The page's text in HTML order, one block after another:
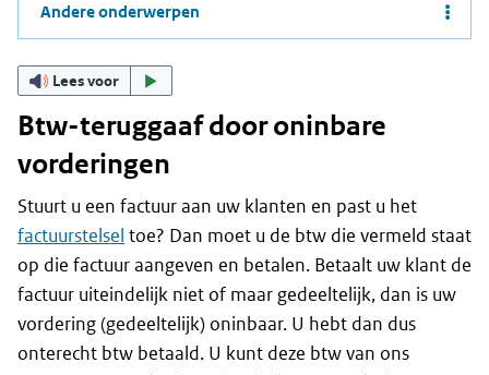
Andere onderwerpen
Lees voor
Btw-teruggaaf door oninbare
vorderingen
Stuurt u een factuur aan uw klanten en past u het
factuurstelsel toe? Dan moet u de btw die vermeld staat
op die factuur aangeven en betalen. Betaalt uw klant de
factuur uiteindelijk niet of maar gedeeltelijk, dan is uw
vordering (gedeeltelijk) oninbaar. U hebt dan dus
onterecht btw betaald. U kunt deze btw van ons